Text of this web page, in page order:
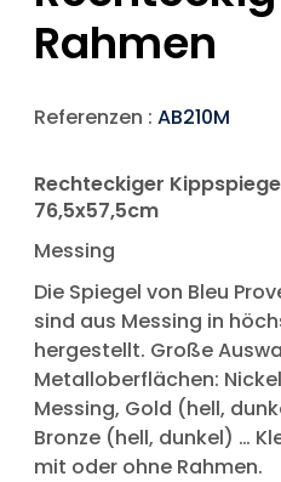
Rahmen
Referenzen : AB210M
Rechteckiger
76,5x57,5cm
Messing
Die Spiegel von Bleu
sind aus Messing in
hergestellt. Große
Metalloberflächen:
Messing, Gold (hell,
Bronze (hell, dunkel) …
mit oder ohne Rahmen.